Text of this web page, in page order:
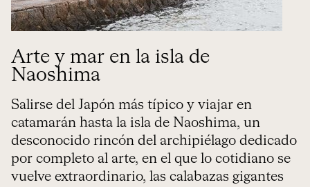
Arte y mar en la isla de
Naoshima
Salirse del Japón más típico y viajar en
catamarán hasta la isla de Naoshima, un
desconocido rincón del archipiélago dedicado
por completo al arte, en el que lo cotidiano se
vuelve extraordinario, las calabazas gigantes